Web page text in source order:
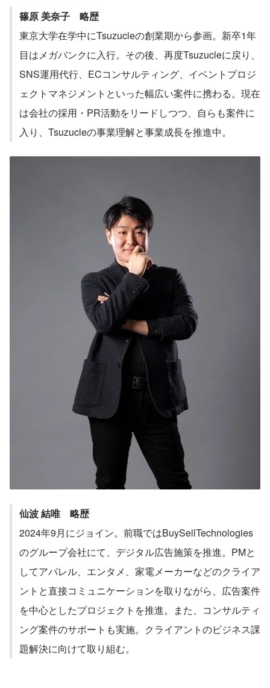
篠原 美奈子　略歴
東京大学在学中にTsuzucleの創業期から参画。新卒1年
目はメガバンクに入行。その後、再度Tsuzucleに戻り、
SNS運用代行、ECコンサルティング、イベントプロジ
ェクトマネジメントといった幅広い案件に携わる。現在
は会社の採用・PR活動をリードしつつ、自らも案件に
入り、Tsuzucleの事業理解と事業成長を推進中。
仙波 結唯　略歴
2024年9月にジョイン。前職ではBuySellTechnologies
のグループ会社にて、デジタル広告施策を推進。PMと
してアパレル、エンタメ、家電メーカーなどのクライア
ントと直接コミュニケーションを取りながら、広告案件
を中心としたプロジェクトを推進。また、コンサルティ
ング案件のサポートも実施。クライアントのビジネス課
題解決に向けて取り組む。